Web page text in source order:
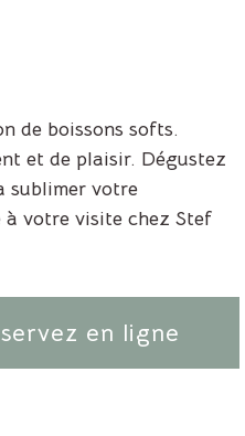
de boissons softs.
et de plaisir. Dégustez
sublimer votre
à votre visite chez Stef
en ligne